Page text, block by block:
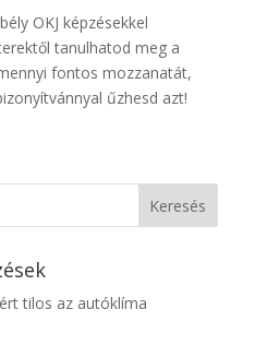
OKJ képzésekkel
tanulhatod meg a
fontos mozzanatát,
űzhesd azt!
tilos az autóklíma